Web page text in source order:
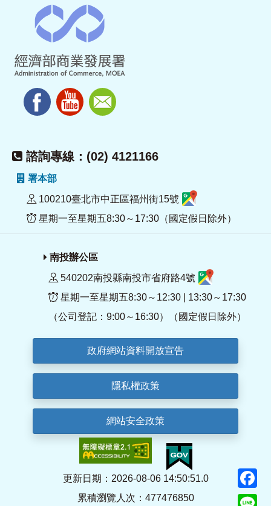
諮詢專線：(02) 4121166
署本部
100210臺北市中正區福州街15號
星期一至星期五8:30～17:30（國定假日除外）
南投辦公區
540202南投縣南投市省府路4號
星期一至星期五8:30～12:30 | 13:30～17:30
（公司登記：9:00～16:30）（國定假日除外）
政府網站資料開放宣告
隱私權政策
網站安全政策
更新日期：2026-08-06 14:50:51.0
累積瀏覽人次：477476850